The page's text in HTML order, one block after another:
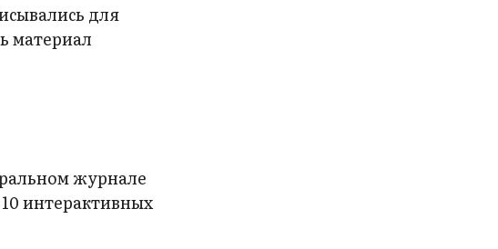
для
материал
журнале
интерактивных